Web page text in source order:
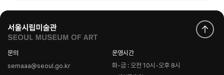
문의
semaaa@seoul.go.kr
운영시간
화-금 : 오전 10시-오후 8시